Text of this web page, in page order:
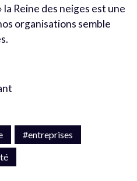
Reine des neiges est une
organisations semble
#entreprises